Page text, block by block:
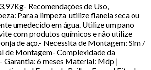
Recomendações de Uso,
Para a limpeza, utilize flanela seca ou
umedecido em água. Utilize um pano
com produtos químicos e não utilize
de aço.- Necessita de Montagem: Sim /
de Montagem- Complexidade da
Garantia: 6 meses Material: Mdp |